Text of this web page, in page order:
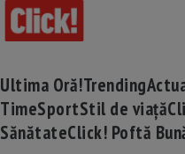
Ultima Oră!Trending
TimeSportStil de viață
SănătateClick! Poftă